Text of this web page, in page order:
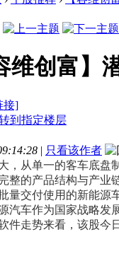
维创富】
接]
| 只看该作者
，从单一的客车底盘
整的产品结构与产业
量交付使用的新能源
汽车作为国家战略发
件走势来看，该股